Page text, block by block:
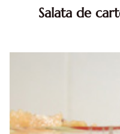
Salata de
salata de